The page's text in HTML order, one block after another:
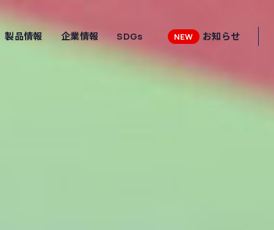
製品情報 企業情報 SDGs NEW お知らせ